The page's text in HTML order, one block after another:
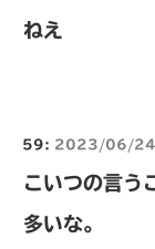
ねえ
59: 2023/06/
こいつの言う
多いな。